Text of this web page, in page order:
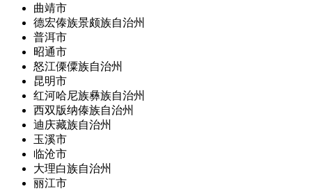
曲靖市
德宏傣族景颇族自治州
普洱市
昭通市
怒江傈僳族自治州
昆明市
红河哈尼族彝族自治州
西双版纳傣族自治州
迪庆藏族自治州
玉溪市
临沧市
大理白族自治州
丽江市